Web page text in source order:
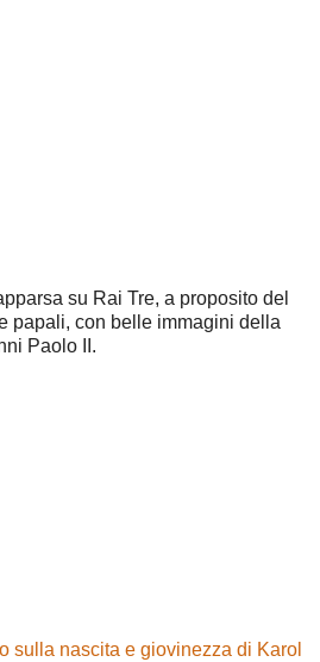
su Rai Tre, a proposito del
papali, con belle immagini della
Paolo II.
sulla nascita e giovinezza di Karol